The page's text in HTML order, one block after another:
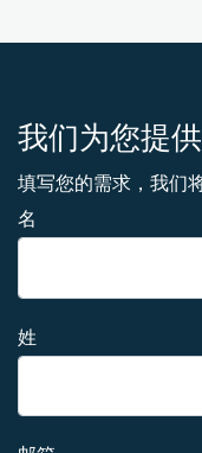
我们为您提
填写您的需求，我们
名
姓